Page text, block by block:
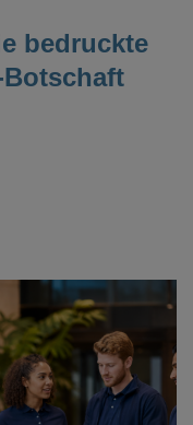
bedruckte